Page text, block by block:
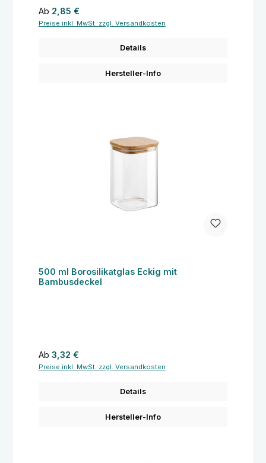
Regulärer Preis:
Ab 2,85 €
Preise inkl. MwSt. zzgl. Versandkosten
Details
Hersteller-Info
500 ml Borosilikatglas Eckig mit
Bambusdeckel
Regulärer Preis:
Ab 3,32 €
Preise inkl. MwSt. zzgl. Versandkosten
Details
Hersteller-Info